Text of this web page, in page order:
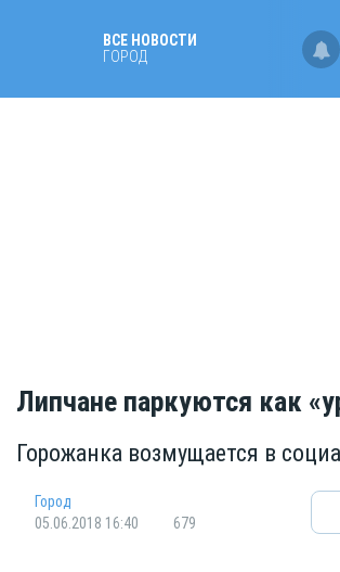
ВСЕ НОВОСТИ
ГОРОД
Липчане паркуются как
Горожанка возмущается в
Город
05.06.2018 16:40
679